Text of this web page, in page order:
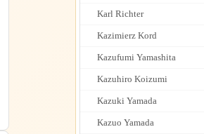
Karl Richter
Kazimierz Kord
Kazufumi Yamashita
Kazuhiro Koizumi
Kazuki Yamada
Kazuo Yamada